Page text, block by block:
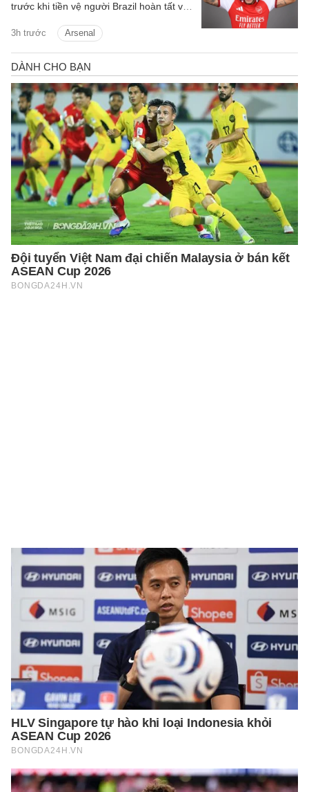
3h trước Arsenal
trước khi tiền vệ người Brazil hoàn tất vụ
Arsenal.